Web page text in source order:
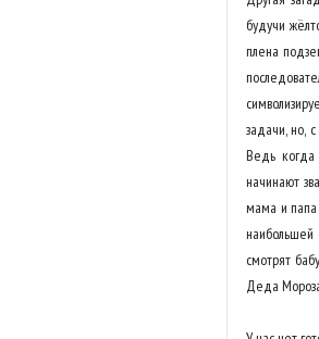
будучи
плена
задачи, но,
Ведь когда
начинают
мама и папа
наибольшей
смотрят
Деда